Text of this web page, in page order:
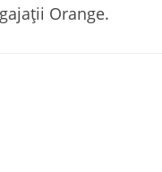
Orange.